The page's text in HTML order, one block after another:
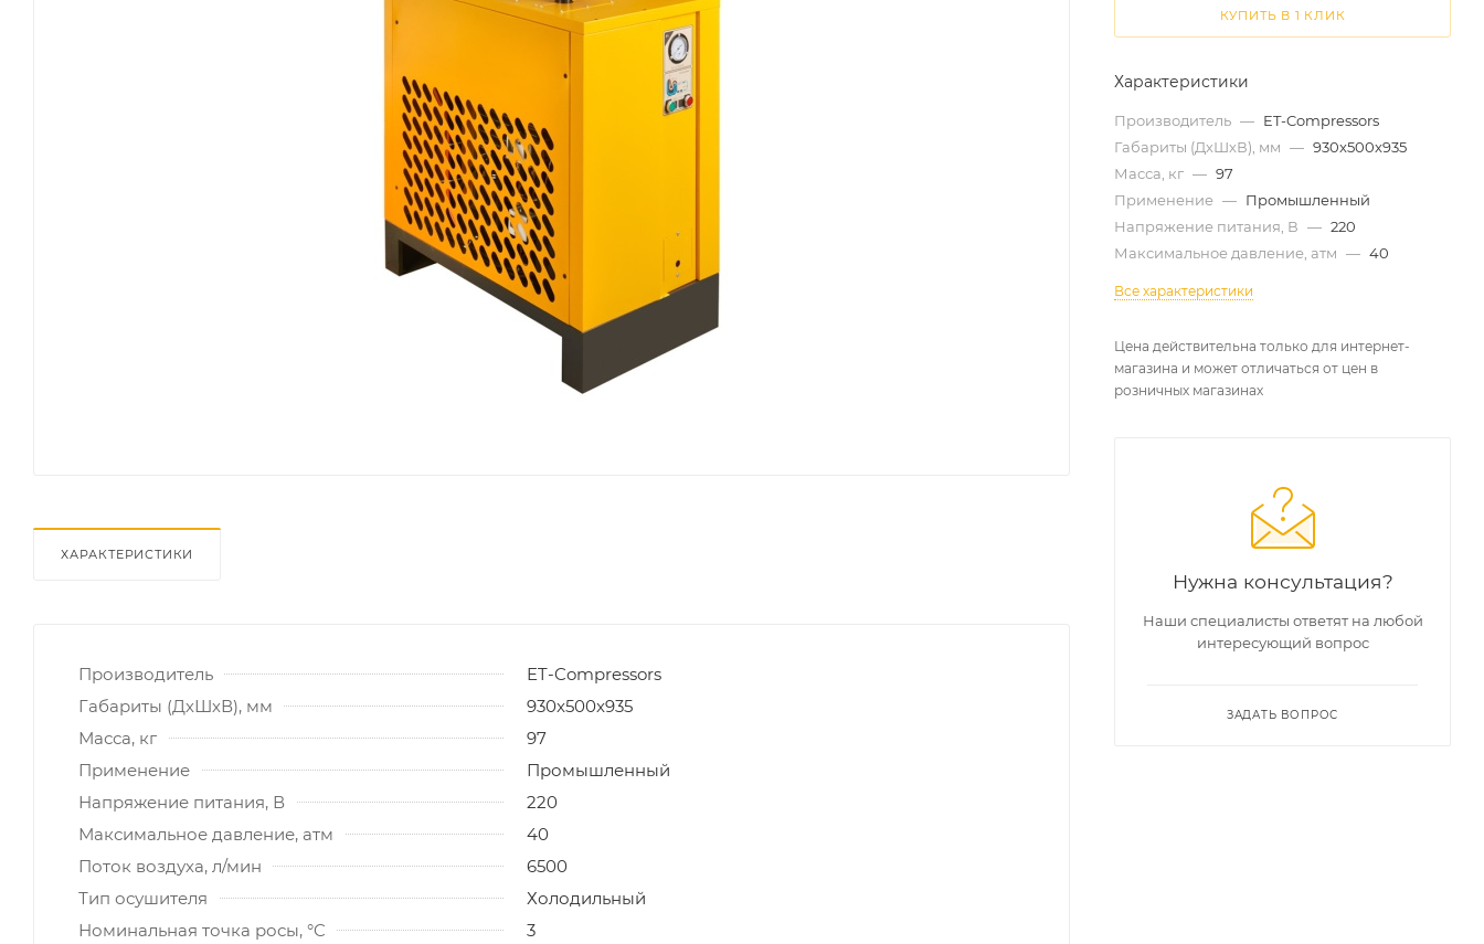
ХАРАКТЕРИСТИКИ
Производитель
ET-Compressors
Габариты (ДхШхВ), мм
930x500x935
Масса, кг
97
Применение
Промышленный
Напряжение питания, В
220
Максимальное давление, атм
40
Поток воздуха, л/мин
6500
Тип осушителя
Холодильный
Номинальная точка росы, °C
3
КУПИТЬ В 1 КЛИК
Характеристики
Производитель — ET-Compressors
Габариты (ДхШхВ), мм — 930x500x935
Масса, кг — 97
Применение — Промышленный
Напряжение питания, В — 220
Максимальное давление, атм — 40
Все характеристики
Цена действительна только для интернет-
магазина и может отличаться от цен в
розничных магазинах
Нужна консультация?
Наши специалисты ответят на любой
интересующий вопрос
ЗАДАТЬ ВОПРОС